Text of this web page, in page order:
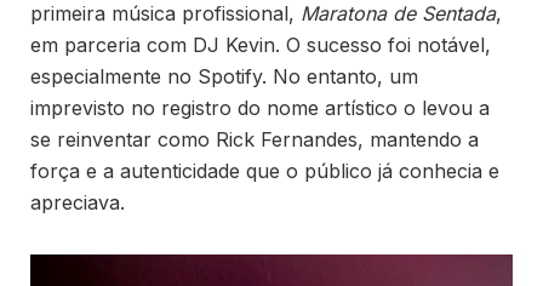
primeira música profissional, Maratona de Sentada,
em parceria com DJ Kevin. O sucesso foi notável,
especialmente no Spotify. No entanto, um
imprevisto no registro do nome artístico o levou a
se reinventar como Rick Fernandes, mantendo a
força e a autenticidade que o público já conhecia e
apreciava.